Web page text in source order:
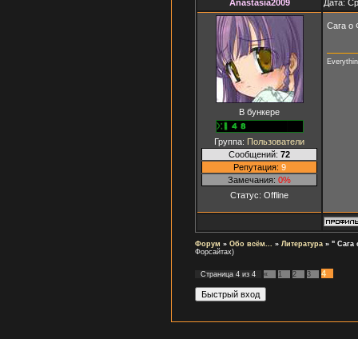
Anastasia2009 Дата:
В бункере
Группа: Пользователи
Сообщений: 72
Репутация: 9
Замечания: 0%
Статус: Offline
Сага о
Форум » Обо всём... » Литература » " Сага
Форсайтах)
Страница 4 из 4 « 1 2 3 4